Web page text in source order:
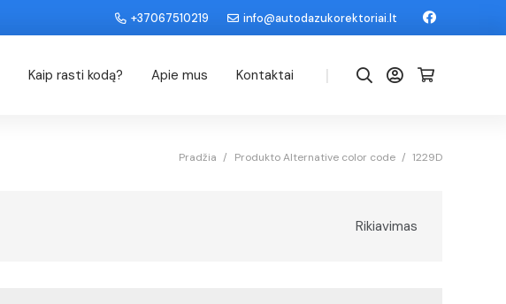
+37067510219 info@autodazukorektoriai.lt
Kaip rasti kodą? Apie mus Kontaktai |
Pradžia / Produkto Alternative color code / 1229D
Rikiavimas